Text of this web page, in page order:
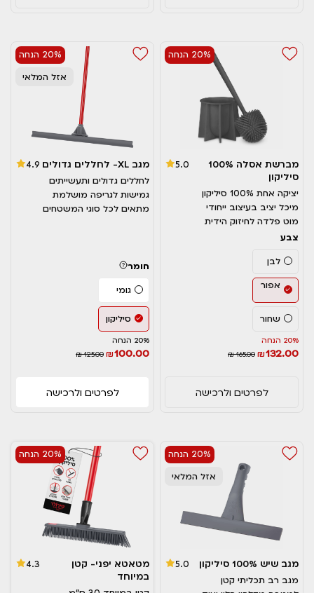
20% הנחה
מברשת אסלה 100%
סיליקון
5.0
יציקה אחת 100% סיליקון
מיכל יציב בעיצוב ייחודי
מוט פלדה לחיזוק הידית
צבע
לבן
אפור
שחור
20% הנחה
₪132.00
₪ 165.00
לפרטים ולרכישה
20% הנחה
אזל המלאי
מגב XL- לחללים גדולים
4.9
לחללים גדולים ותעשייתים
גמישות לגריפה מושלמת
מתאים לכל סוגי המשטחים
חומר
גומי
סיליקון
20% הנחה
₪100.00
₪ 125.00
לפרטים ולרכישה
20% הנחה
אזל המלאי
מגב שיש 100% סיליקון
5.0
מגב רב תכליתי קטן
20% הנחה
מטאטא יפני- קטן
במיוחד
4.3